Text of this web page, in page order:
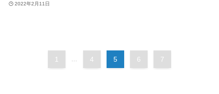
2022年2月11日
1 ... 4 5 6 7